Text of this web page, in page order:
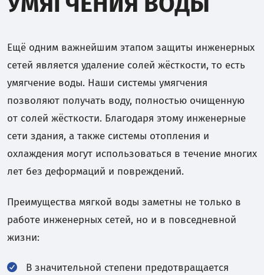
Ещё одним важнейшим этапом защиты инженерных
сетей является удаление солей жёсткости, то есть
умягчение воды. Наши системы умягчения
позволяют получать воду, полностью очищенную
от солей жёсткости. Благодаря этому инженерные
сети здания, а также системы отопления и
охлаждения могут использоваться в течение многих
лет без деформаций и повреждений.
Преимущества мягкой воды заметны не только в
работе инженерных сетей, но и в повседневной
жизни:
В значительной степени предотвращается